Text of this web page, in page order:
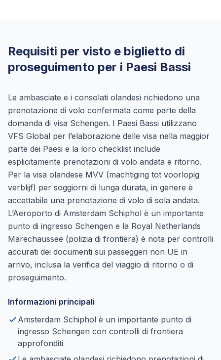
Requisiti per visto e biglietto di
proseguimento per i Paesi Bassi
Le ambasciate e i consolati olandesi richiedono una
prenotazione di volo confermata come parte della
domanda di visa Schengen. I Paesi Bassi utilizzano
VFS Global per l’elaborazione delle visa nella maggior
parte dei Paesi e la loro checklist include
esplicitamente prenotazioni di volo andata e ritorno.
Per la visa olandese MVV (machtiging tot voorlopig
verblijf) per soggiorni di lunga durata, in genere è
accettabile una prenotazione di volo di sola andata.
L’Aeroporto di Amsterdam Schiphol è un importante
punto di ingresso Schengen e la Royal Netherlands
Marechaussee (polizia di frontiera) è nota per controlli
accurati dei documenti sui passeggeri non UE in
arrivo, inclusa la verifica del viaggio di ritorno o di
proseguimento.
Informazioni principali
Amsterdam Schiphol è un importante punto di
ingresso Schengen con controlli di frontiera
approfonditi